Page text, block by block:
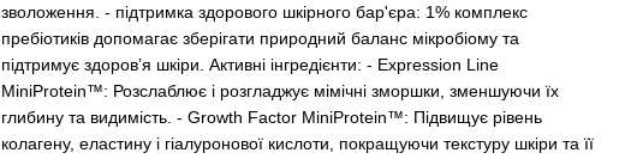
зволоження. - підтримка здорового шкірного бар'єра: 1% комплекс
пребіотиків допомагає зберігати природний баланс мікробіому та
підтримує здоров’я шкіри. Активні інгредієнти: - Expression Line
MiniProtein™: Розслаблює і розгладжує мімічні зморшки, зменшуючи їх
глибину та видимість. - Growth Factor MiniProtein™: Підвищує рівень
колагену, еластину і гіалуронової кислоти, покращуючи текстуру шкіри та її